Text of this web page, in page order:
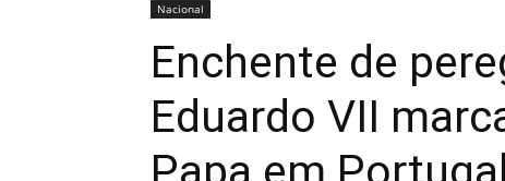
Nacional
Enchente de
Eduardo VII